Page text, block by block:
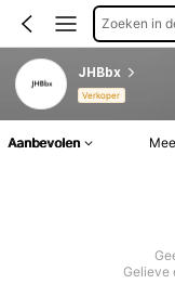
Zoeken in
JHBbx
Verkoper
Aanbevolen
Gelieve